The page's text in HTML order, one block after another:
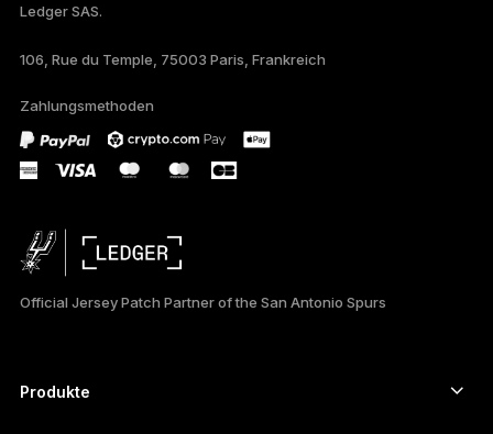
TÜRKÇE
PORTUGUÊS
ESPAÑOL
РУССКИЙ
日本語
Ledger SAS.
106, Rue du Temple, 75003 Paris, Frankreich
Zahlungsmethoden
Official Jersey Patch Partner of the San Antonio Spurs
Produkte